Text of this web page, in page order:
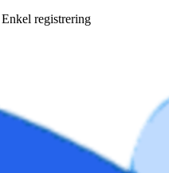
Enkel registrering